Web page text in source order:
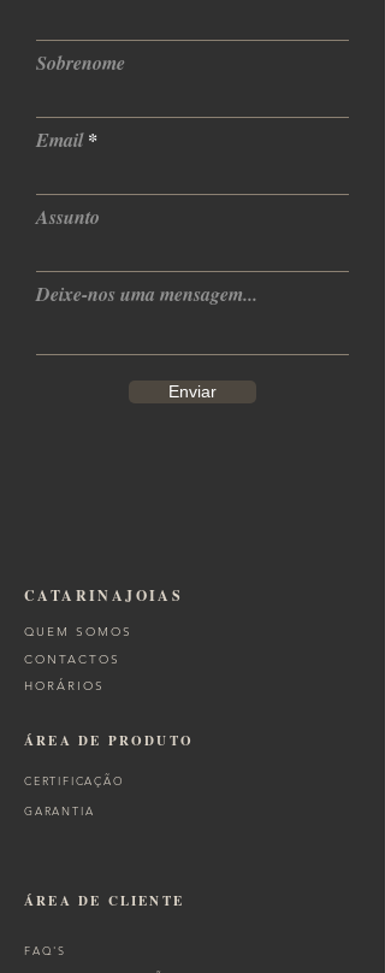
Sobrenome
Email
Assunto
Deixe-nos uma mensagem...
Enviar
CATARINAJOIAS
QUEM SOMOS
CONTACTOS
HORÁRIOS
ÁREA DE PRODUTO
CERTIFICAÇÃO
GARANTIA
ÁREA DE CLIENTE
FAQ'S